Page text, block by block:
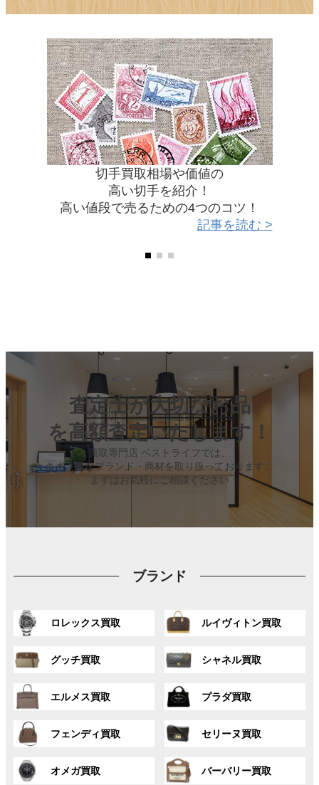
切手買取相場や価値の
高い切手を紹介！
高い値段で売るための4つのコツ！
記事を読む >
グ
ル
ー
プ
リ
ン
ク
査定士が大切なお品
を高額査定いたします！
買取専門店 ベストライフでは、
さまざまなブランド・商材を取り扱っております。
まずはお気軽にご相談ください
ブランド
ロレックス買取
グ
ル
プ
リ
ク
ルイヴィトン買取
グ
ル
プ
リ
ク
グッチ買取
グ
ル
プ
リ
ク
シャネル買取
グ
ル
プ
リ
ク
エルメス買取
グ
ル
プ
リ
ク
プラダ買取
グ
ル
プ
リ
ン
ク
フェンディ買取
グ
ル
プ
リ
セリーヌ買取
グ
ル
プ
リ
オメガ買取
グ
ル
バーバリー買取
グ
ル